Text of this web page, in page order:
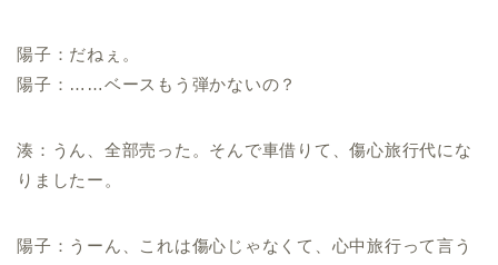
陽子：だねぇ。
陽子：……ベースもう弾かないの？
湊：うん、全部売った。そんで車借りて、傷心旅行代にな
りましたー。
陽子：うーん、これは傷心じゃなくて、心中旅行って言う